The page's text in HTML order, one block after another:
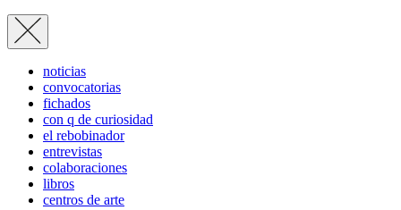
noticias
convocatorias
fichados
con q de curiosidad
el rebobinador
entrevistas
colaboraciones
libros
centros de arte